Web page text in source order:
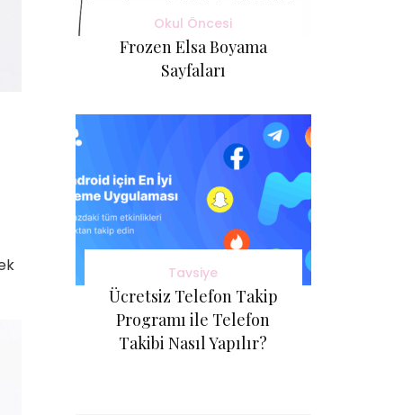
Okul Öncesi
Frozen Elsa Boyama
Sayfaları
Tavsiye
Ücretsiz Telefon Takip
Programı ile Telefon
Takibi Nasıl Yapılır?